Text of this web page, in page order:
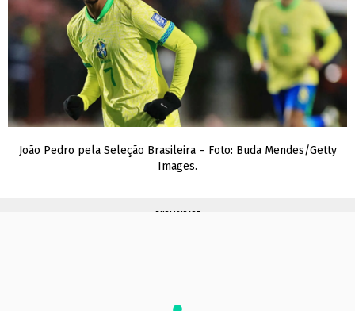
João Pedro pela Seleção Brasileira – Foto: Buda Mendes/Getty
Images.
PUBLICIDADE